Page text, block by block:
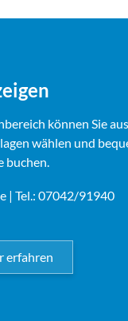
können Sie aus
wählen und
buchen.
| Tel.: 07042/91940
erfahren